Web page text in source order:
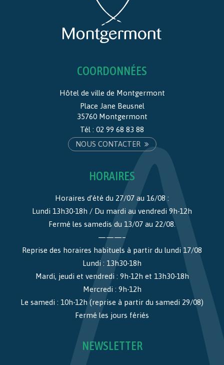
COORDONNÉES
Hôtel de ville de Montgermont
Place Jane Beusnel
35760 Montgermont
Tél : 02 99 68 83 88
NOUS CONTACTER
HORAIRES
Horaires d’été du 27/07 au 16/08 :
Lundi 13h30-18h / Du mardi au vendredi 9h-12h
Fermé les samedis du 13/07 au 22/08.
———–
Reprise des horaires habituels à partir du lundi 17/08
Lundi : 13h30-18h
Mardi, jeudi et vendredi : 9h-12h et 13h30-18h
Mercredi : 9h-12h
Le samedi : 10h-12h (reprise à partir du samedi 29/08)
Fermé les jours fériés
NEWSLETTER